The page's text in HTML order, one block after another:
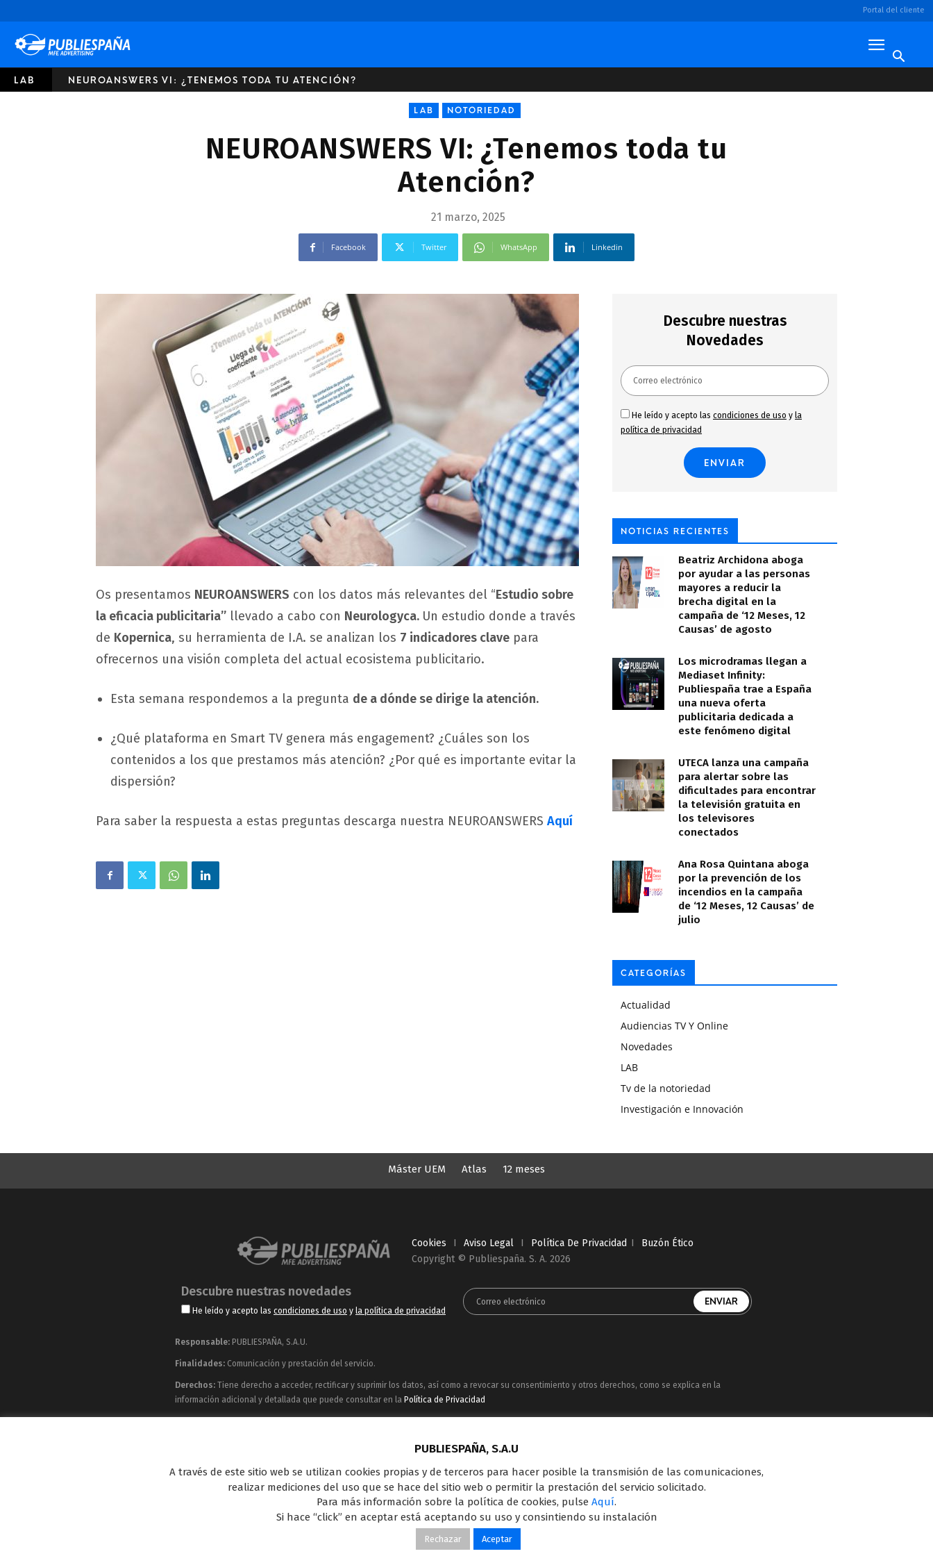
Portal del cliente
LAB NEUROANSWERS VI: ¿TENEMOS TODA TU ATENCIÓN?
LAB NOTORIEDAD
NEUROANSWERS VI: ¿Tenemos toda tu
Atención?
21 marzo, 2025
Facebook Twitter WhatsApp Linkedin
Os presentamos NEUROANSWERS con los datos más relevantes del “Estudio sobre
la eficacia publicitaria” llevado a cabo con Neurologyca. Un estudio donde a través
de Kopernica, su herramienta de I.A. se analizan los 7 indicadores clave para
ofrecernos una visión completa del actual ecosistema publicitario.
Esta semana respondemos a la pregunta de a dónde se dirige la atención.
¿Qué plataforma en Smart TV genera más engagement? ¿Cuáles son los
contenidos a los que prestamos más atención? ¿Por qué es importante evitar la
dispersión?
Para saber la respuesta a estas preguntas descarga nuestra NEUROANSWERS Aquí
Descubre nuestras
Novedades
He leído y acepto las condiciones de uso y la
política de privacidad
NOTICIAS RECIENTES
Beatriz Archidona aboga
por ayudar a las personas
mayores a reducir la
brecha digital en la
campaña de ‘12 Meses, 12
Causas’ de agosto
Los microdramas llegan a
Mediaset Infinity:
Publiespaña trae a España
una nueva oferta
publicitaria dedicada a
este fenómeno digital
UTECA lanza una campaña
para alertar sobre las
dificultades para encontrar
la televisión gratuita en
los televisores
conectados
Ana Rosa Quintana aboga
por la prevención de los
incendios en la campaña
de ‘12 Meses, 12 Causas’ de
julio
CATEGORÍAS
Actualidad
Audiencias TV Y Online
Novedades
LAB
Tv de la notoriedad
Investigación e Innovación
Máster UEM Atlas 12 meses
Cookies I Aviso Legal I Política De Privacidad I
Buzón Ético
Copyright © Publiespaña. S. A. 2026
Descubre nuestras novedades
He leído y acepto las condiciones de uso y la política de privacidad
Responsable: PUBLIESPAÑA, S.A.U.
Finalidades: Comunicación y prestación del servicio.
Derechos: Tiene derecho a acceder, rectificar y suprimir los datos, así como a revocar su consentimiento y otros derechos, como se explica en la
información adicional y detallada que puede consultar en la Política de Privacidad
Energy y Be Mad, así como de una amplia oferta en el panorama de medios y con una gran experiencia en la comercialización de diferentes soportes en Internet y TV
Outdoor Digital.
PUBLIESPAÑA, S.A.U
A través de este sitio web se utilizan cookies propias y de terceros para hacer posible la transmisión de las comunicaciones,
realizar mediciones del uso que se hace del sitio web o permitir la prestación del servicio solicitado.
Para más información sobre la política de cookies, pulse Aquí.
Si hace “click” en aceptar está aceptando su uso y consintiendo su instalación
Rechazar Aceptar